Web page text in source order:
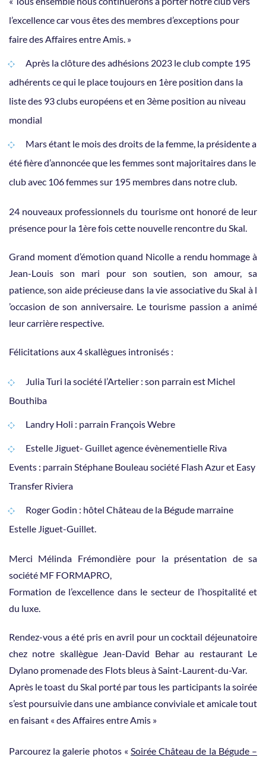
l’excellence car vous êtes des membres d’exceptions pour
faire des Affaires entre Amis. »
Après la clôture des adhésions 2023 le club compte 195
adhérents ce qui le place toujours en 1ère position dans la
liste des 93 clubs européens et en 3ème position au niveau
mondial
Mars étant le mois des droits de la femme, la présidente a
été fière d’annoncée que les femmes sont majoritaires dans le
club avec 106 femmes sur 195 membres dans notre club.
24 nouveaux professionnels du tourisme ont honoré de leur
présence pour la 1ère fois cette nouvelle rencontre du Skal.
Grand moment d’émotion quand Nicolle a rendu hommage à
Jean-Louis son mari pour son soutien, son amour, sa
patience, son aide précieuse dans la vie associative du Skal à l
’occasion de son anniversaire. Le tourisme passion a animé
leur carrière respective.
Félicitations aux 4 skallègues intronisés :
Julia Turi la société l’Artelier : son parrain est Michel
Bouthiba
Landry Holi : parrain François Webre
Estelle Jiguet- Guillet agence évènementielle Riva
Events : parrain Stéphane Bouleau société Flash Azur et Easy
Transfer Riviera
Roger Godin : hôtel Château de la Bégude marraine
Estelle Jiguet-Guillet.
Merci Mélinda Frémondière pour la présentation de sa
société MF FORMAPRO,
Formation de l’excellence dans le secteur de l’hospitalité et
du luxe.
Rendez-vous a été pris en avril pour un cocktail déjeunatoire
chez notre skallègue Jean-David Behar au restaurant Le
Dylano promenade des Flots bleus à Saint-Laurent-du-Var.
Après le toast du Skal porté par tous les participants la soirée
s’est poursuivie dans une ambiance conviviale et amicale tout
en faisant « des Affaires entre Amis »
Parcourez la galerie photos « Soirée Château de la Bégude –